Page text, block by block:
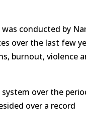
conducted by
over the last few
burnout, violence
over the
over a record